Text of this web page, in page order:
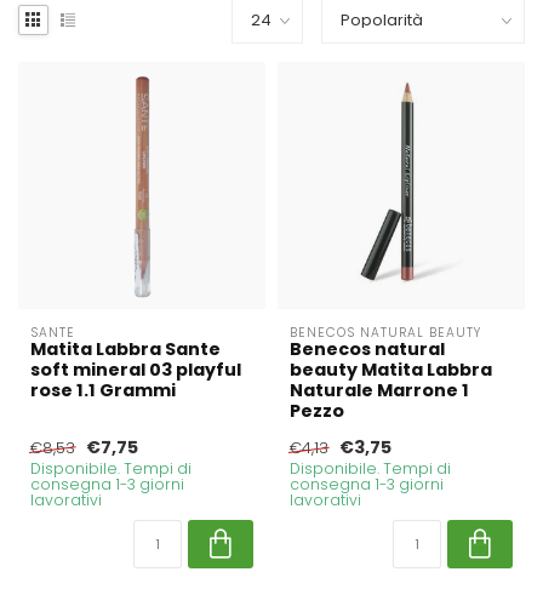
SANTE
Matita Labbra Sante
soft mineral 03 playful
rose 1.1 Grammi
€8,53 €7,75
Disponibile. Tempi di
consegna 1-3 giorni
lavorativi
BENECOS NATURAL BEAUTY
Benecos natural
beauty Matita Labbra
Naturale Marrone 1
Pezzo
€4,13 €3,75
Disponibile. Tempi di
consegna 1-3 giorni
lavorativi